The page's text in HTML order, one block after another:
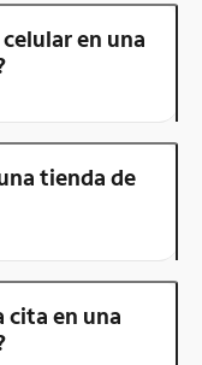
en una
tienda de
cita en una